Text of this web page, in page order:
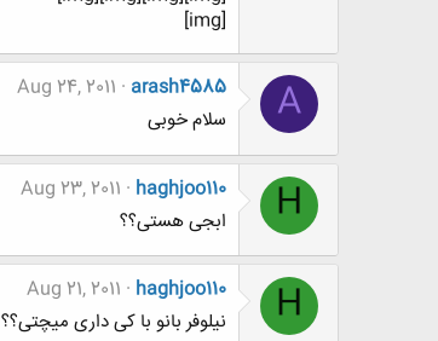
[img]
A
arash4585
Aug 24, 2011
سلام خوبی
H
haghjoo110
Aug 23, 2011
ابجی هستی؟؟
H
haghjoo110
Aug 21, 2011
نیلوفر بانو با کی داری میچتی؟؟